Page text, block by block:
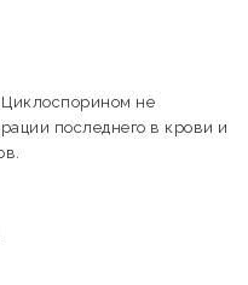
не
последнего в крови и